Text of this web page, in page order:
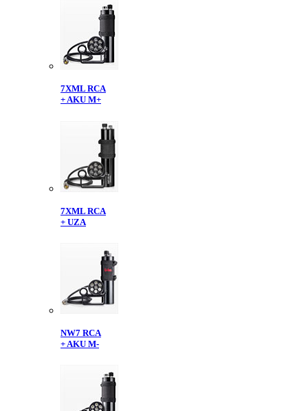
7XML RCA
+ AKU M+
7XML RCA
+ UZA
NW7 RCA
+ AKU M-